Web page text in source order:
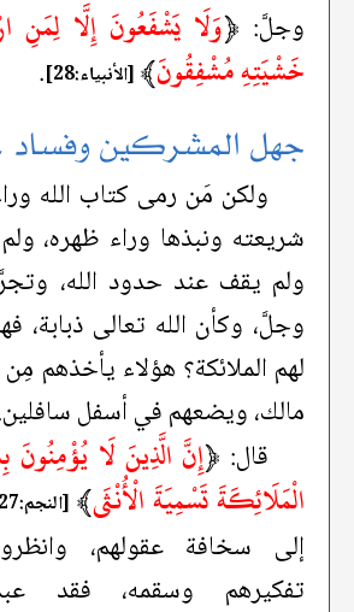
وجلَّ: ﴿وَلَا يَشْفَعُونَ إِلَّا
خَشْيَتِهِ مُشْفِقُونَ﴾ [الأنبياء:28] .
جهل المشركين وفساد
ولكن مَن رمى كتاب الله
شريعته ونبذها وراء ظهره،
ولم يقف عند حدود الله،
وجلَّ، وكأن الله تعالى ذبابة،
لهم الملائكة؟ هؤلاء يأخذهم مِن
مالك، ويضعهم في أسفل
قال: ﴿إِنَّ الَّذِينَ لَا يُؤْمِنُونَ
الْمَلَائِكَةَ تَسْمِيَةَ الْأُنْثَى﴾ [النجم:27]
إلى سخافة عقولهم،
تفكيرهم وسقمه، فقد